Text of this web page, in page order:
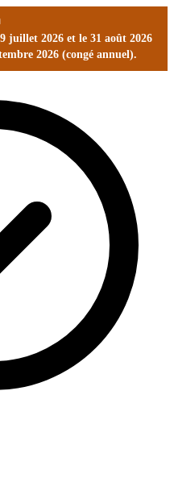
juillet 2026 et le 31 août 2026
2026 (congé annuel).